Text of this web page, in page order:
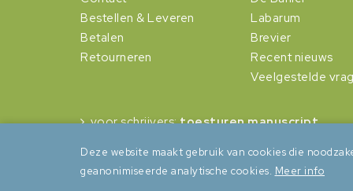
Bestellen & Leveren
Betalen
Retourneren
Labarum
Brevier
Recent nieuws
Veelgestelde
voor schrijvers:toesturen manuscript
Deze website maakt gebruik van cookies die
geanonimiseerde analytische cookies. Meer info